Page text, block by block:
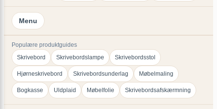
Menu
Populære produktguides
Skrivebord
Skrivebordslampe Skrivebordsstol
Hjørneskrivebord Skrivebordsunderlag Møbelmaling
Bogkasse Uldplaid Møbelfolie Skrivebordsafskærmning